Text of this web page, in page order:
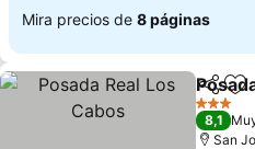
Mira precios de 8 páginas
3 Estrellas
8,1
San